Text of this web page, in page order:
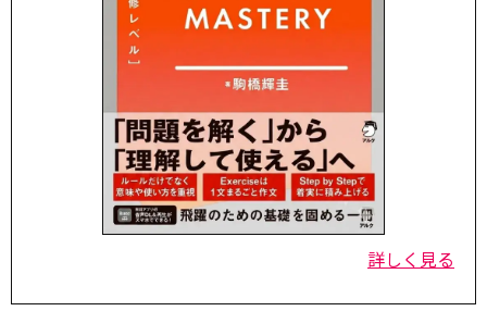
詳しく見る